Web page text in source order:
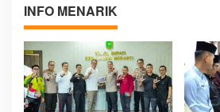
INFO MENARIK